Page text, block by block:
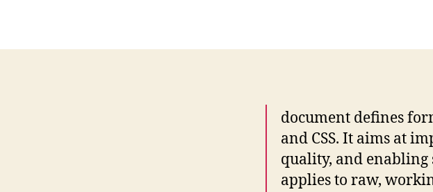
document defines
and CSS. It aims at
quality, and
applies to raw,